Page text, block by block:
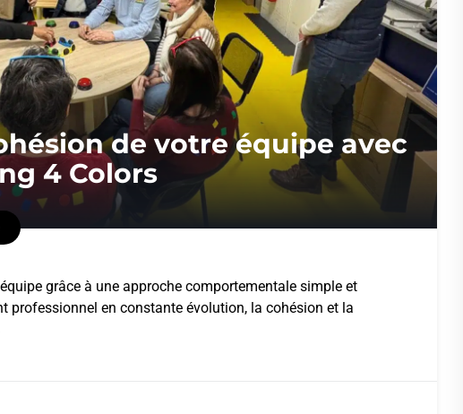
de votre équipe avec
4 Colors
grâce à une approche comportementale simple et
professionnel en constante évolution, la cohésion et la